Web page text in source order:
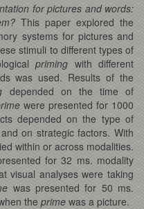
for pictures and words:
This paper explored the
systems for pictures and
stimuli to different types of
priming with different
was used. Results of the
depended on the time of
were presented for 1000
depended on the type of
on strategic factors. With
within or across modalities.
for 32 ms. modality
visual analyses were taking
was presented for 50 ms.
the prime was a picture.